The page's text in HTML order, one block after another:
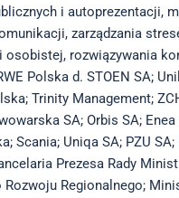
i autoprezentacji,
zarządzania
osobistej, rozwiązywania
Polska d. STOEN SA;
Trinity Management;
SA; Orbis SA; Enea
Scania; Uniqa SA; PZU
Prezesa Rady
Regionalnego;